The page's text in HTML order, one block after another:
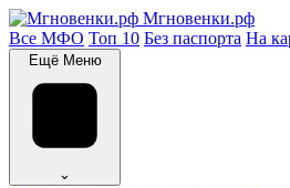
Мгновенки.рф
Все МФО Топ 10 Без паспорта На
Ещё Меню
⌄